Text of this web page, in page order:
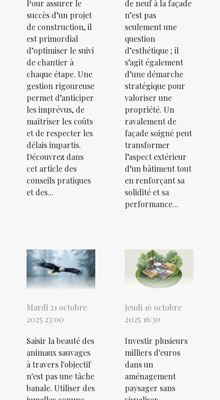
Pour assurer le
succès d’un projet
de construction, il
est primordial
d’optimiser le suivi
de chantier à
chaque étape. Une
gestion rigoureuse
permet d’anticiper
les imprévus, de
maîtriser les coûts
et de respecter les
délais impartis.
Découvrez dans
cet article des
conseils pratiques
et des...
de neuf à la façade
n’est pas
seulement une
question
d’esthétique ; il
s’agit également
d’une démarche
stratégique pour
valoriser une
propriété. Un
ravalement de
façade soigné peut
transformer
l’aspect extérieur
d’un bâtiment tout
en renforçant sa
solidité et sa
performance...
Mardi 21 octobre
2025 23:00
Saisir la beauté des
animaux sauvages
à travers l'objectif
n'est pas une tâche
banale. Utiliser des
Jeudi 16 octobre
2025 16:30
Investir plusieurs
milliers d'euros
dans un
aménagement
paysager sans